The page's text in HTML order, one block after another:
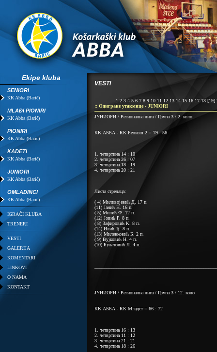
Ekipe kluba
SENIORI
KK Abba (Barič)
MLAĐI PIONIRI
KK Abba (Barič)
PIONIRI
KK Abba (Barič)
KADETI
KK Abba (Barič)
JUNIORI
KK Abba (Barič)
OMLADINCI
KK Abba (Barič)
IGRAČI KLUBA
TRENERI
VESTI
GALERIJA
KOMENTARI
LINKOVI
O NAMA
KONTAKT
VESTI
1 2 3 4 5 6 7 8 9 10 11 12 13 14 15 16 17 18[19]
:: Одигране утакмице - JUNIORI
ЈУНИОРИ / Регионална лига / Група 3 / 2. коло
KK АББА - КК Беокош 2 = 79 : 56
1. четвртина 14 : 10
2. четвртина 26 : 07
3. четвртина 18 : 19
4. четвртина 20 : 21
Листа стрелаца:
( 4) Миливојевић Д. 17 п.
(11) Јанић Н. 16 п.
( 5) Милић Ф. 12 п.
(12) Јовић Р. 8 п.
( 8) Зафировић К. 8 п.
(14) Илић Ђ. 8 п.
(13) Миленковић Б. 2 п.
( 9) Вујковић Н. 4 п.
(10) Булатовић Л. 4 п.
ЈУНИОРИ / Регионална лига / Група 3 / 12. коло
KK АББА - КК Младст = 66 : 72
1. четвртина 16 : 13
2. четвртина 11 : 12
3. четвртина 21 : 21
4. четвртина 18 : 26